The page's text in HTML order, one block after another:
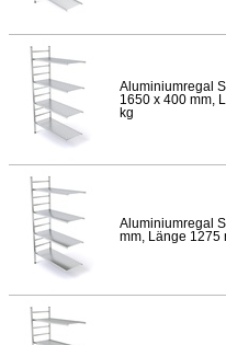
Aluminiumregal
1650 x 400 mm,
kg
Aluminiumregal
mm, Länge 1275